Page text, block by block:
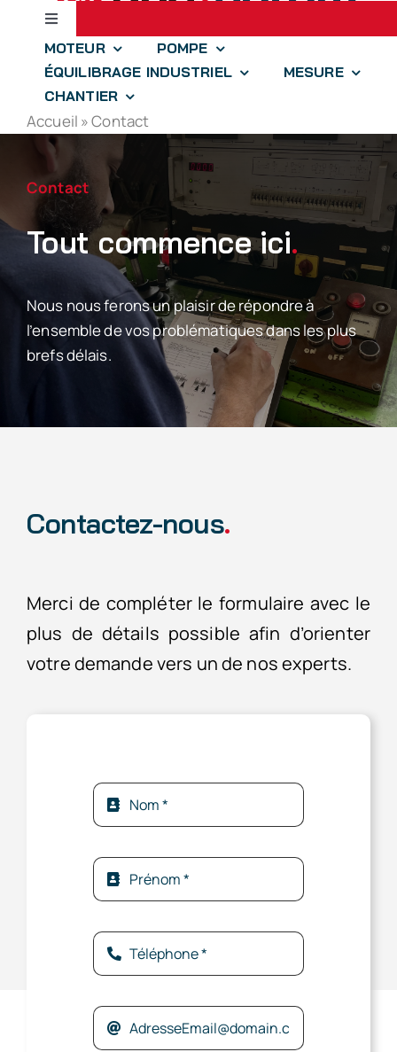
Passer
contenu
Toggle
Navigation
Accueil
jll.spear
optim.aize
drones-solutions
iidre
À propos
MOTEUR
POMPE
ÉQUILIBRAGE INDUSTRIEL
MESURE
CHANTIER
Accueil »Contact
Contact
Tout commence ici.
Nous nous ferons un plaisir de répondre à
l’ensemble de vos problématiques dans les plus
brefs délais.
Contactez-nous.
Merci de compléter le formulaire avec le
plus de détails possible afin d’orienter
votre demande vers un de nos experts.